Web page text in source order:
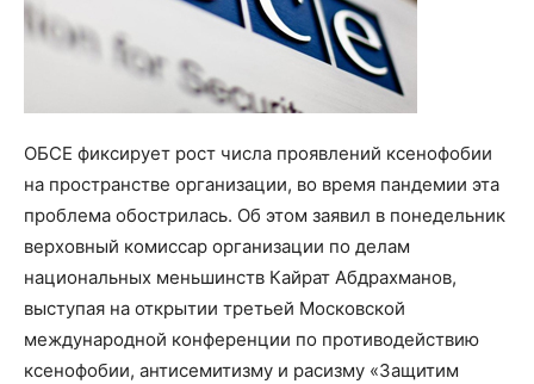
ОБСЕ фиксирует рост числа проявлений ксенофобии
на пространстве организации, во время пандемии эта
проблема обострилась. Об этом заявил в понедельник
верховный комиссар организации по делам
национальных меньшинств Кайрат Абдрахманов,
выступая на открытии третьей Московской
международной конференции по противодействию
ксенофобии, антисемитизму и расизму «Защитим